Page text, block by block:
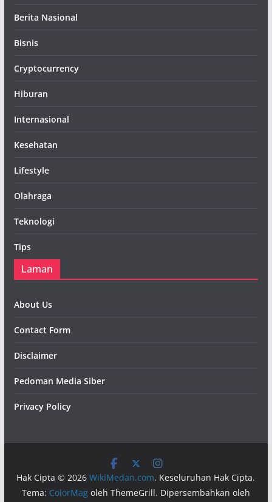
Berita Nasional
Bisnis
Cryptocurrency
Hiburan
Internasional
Kesehatan
Lifestyle
Olahraga
Teknologi
Tips
Laman
About Us
Contact Form
Disclaimer
Pedoman Media Siber
Privacy Policy
Hak Cipta © 2026WikiMedan.com. Keseluruhan Hak Cipta.
Tema: ColorMagoleh ThemeGrill. Dipersembahkan oleh